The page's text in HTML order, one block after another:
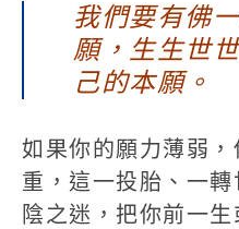
我們要有佛
願，生生世
己的本願。
如果你的願力薄弱，
重，這一投胎、一轉
陰之迷，把你前一生